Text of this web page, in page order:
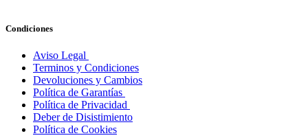
Condiciones
Aviso Legal
Terminos y Condiciones
Devoluciones y Cambios
Política de Garantías
Política de Privacidad
Deber de Disistimiento
Política de Cookies